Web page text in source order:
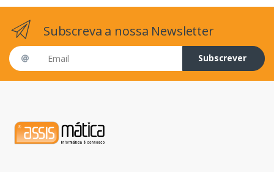
Subscreva a nossa Newsletter
Email address
Subscrever